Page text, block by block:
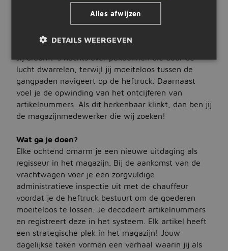
<p>Ons referentienummer: 2146628</p>tijdelijk
VACATUREBESCHRIJVING
Jij droomt 's nachts over pakbonnen die door de
lucht dwarrelen, terwijl jij moeiteloos tussen de
gangpaden navigeert op de heftruck. Daarnaast
voel je de opwinding van het ontcijferen van
artikelnummers. Als dit herkenbaar klinkt, dan ben jij
de magazijnmedewerker die wij zoeken!
Wat ga je doen?
Elke ochtend omarm je een nieuwe uitdaging als
regisseur in het magazijn. Bij de aankomst van de
vrachtwagen voer je een zorgvuldige
administratieve inspectie uit met de chauffeur
voordat je de heftruck bestuurt om de goederen
moeiteloos te lossen. Je decodeert artikelnummers
en registreert deze in het systeem. Elk artikel heeft
een strategische plek in het magazijn! Jouw
dagelijkse taken vormen een verhaal waarin jij als
Vacatures
Vacatures zoeken
Vacatures per locatie
Vacatures per beroepsgroep
Vacatures per opleidingsniveau
Jobbird
Kies een andere regio
Jobs Deutschland
Jobs United Kingdom
Alles afwijzen
DETAILS WEERGEVEN